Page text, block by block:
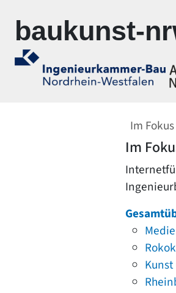
baukunst-
Im Fokus
Im
Kunst